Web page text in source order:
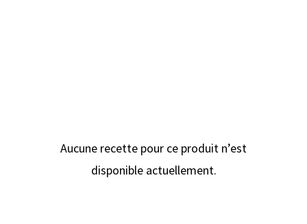
Aucune recette pour ce produit n’est
disponible actuellement.